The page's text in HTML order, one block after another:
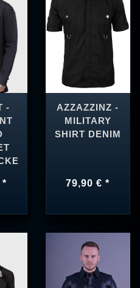
-
*
AZZAZZINZ -
MILITARY
SHIRT DENIM
79,90 € *